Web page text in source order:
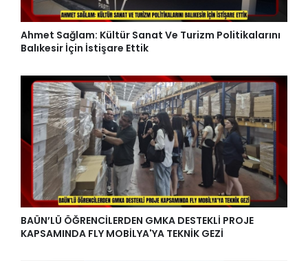
Ahmet Sağlam: Kültür Sanat Ve Turizm Politikalarını
Balıkesir İçin İstişare Ettik
BAÜN’LÜ ÖĞRENCİLERDEN GMKA DESTEKLİ PROJE
KAPSAMINDA FLY MOBİLYA'YA TEKNİK GEZİ